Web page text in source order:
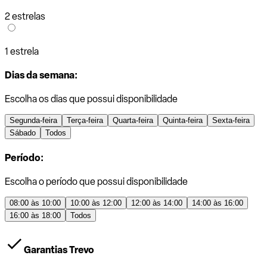
2 estrelas
1 estrela
Dias da semana:
Escolha os dias que possui disponibilidade
Segunda-feira Terça-feira Quarta-feira Quinta-feira
Sexta-feira
Sábado
Todos
Período:
Escolha o período que possui disponibilidade
08:00 às 10:00 10:00 às 12:00 12:00 às 14:00
14:00 às 16:00
16:00 às 18:00
Todos
Garantias Trevo